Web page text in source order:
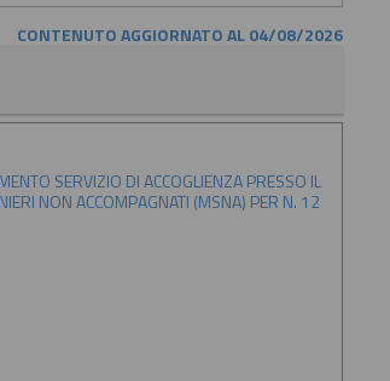
CONTENUTO AGGIORNATO AL 04/08/2026
SERVIZIO DI ACCOGLIENZA PRESSO IL
NON ACCOMPAGNATI (MSNA) PER N. 12